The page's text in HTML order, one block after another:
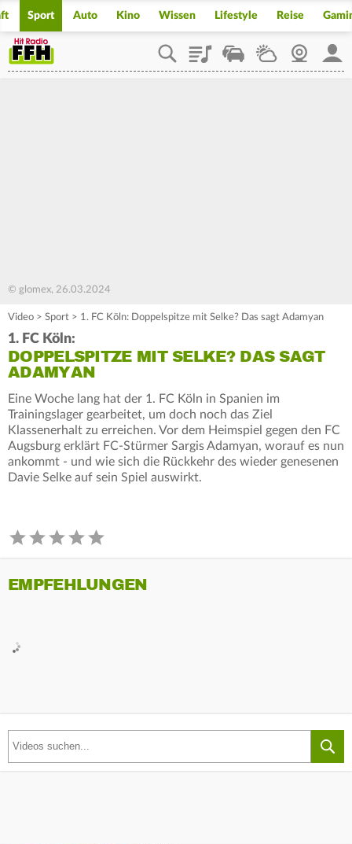
Sport Auto Kino Wissen Lifestyle Reise
PlaylistStaupilotWetterWebcam
© glomex, 26.03.2024
Video > Sport > 1. FC Köln: Doppelspitze mit Selke? Das sagt Adamyan
1. FC Köln:
DOPPELSPITZE MIT SELKE? DAS SAGT
ADAMYAN
Eine Woche lang hat der 1. FC Köln in Spanien im
Trainingslager gearbeitet, um doch noch das Ziel
Klassenerhalt zu erreichen. Vor dem Heimspiel gegen den FC
Augsburg erklärt FC-Stürmer Sargis Adamyan, worauf es nun
ankommt - und wie sich die Rückkehr des wieder genesenen
Davie Selke auf sein Spiel auswirkt.
EMPFEHLUNGEN